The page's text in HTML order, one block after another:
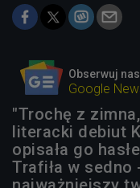
Obserwuj
Google
"Trochę z
literacki debiut
opisała go
Trafiła w sedno